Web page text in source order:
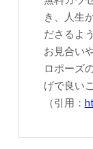
き、人生
ださるよ
お見合い
ロポーズ
げで良い
（引用：